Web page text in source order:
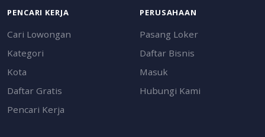
PENCARI KERJA
Cari Lowongan
Kategori
Kota
Daftar Gratis
Pencari Kerja
PERUSAHAAN
Pasang Loker
Daftar Bisnis
Masuk
Hubungi Kami